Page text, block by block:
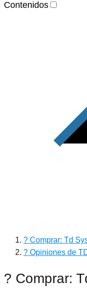
Contenidos
? Comprar: Td
? Opiniones de
? Comprar: